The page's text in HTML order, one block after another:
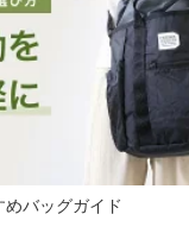
バッグガイド